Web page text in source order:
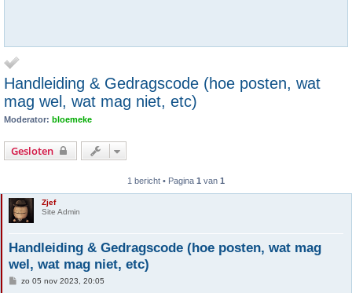
Handleiding & Gedragscode (hoe posten, wat
mag wel, wat mag niet, etc)
Moderator: bloemeke
Gesloten
1 bericht • Pagina 1 van 1
Zjef
Site Admin
Handleiding & Gedragscode (hoe posten, wat mag
wel, wat mag niet, etc)
Bzo 05 nov 2023, 20:05